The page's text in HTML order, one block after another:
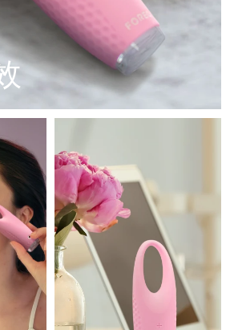
4 go
or gym bag
护肤
设备
cleansing devices
设备
facelift devices
3 go
red light therapy
& hydration
设备
facial hydration devices
4 baby
0-3
Teeth Whitening Set
+ sonic device & 18% PAP gel
设备
sonic toothbrushes
102
clinical anti-aging
P1 Primer
honey primer
护肤品
skincare
202
221
LED hand mask
护肤品
skincare
301
strengthening scalp massager
Scalp Serum
probiotic serum
护肤品
skincare
产品
treatments
肌肤年轻化
501
Red Light Therapy
502
Red Light Therapy
Red Light Serum
skincare
skincare
2 Pro Max
IPL hair removal device
身体护理
2 body
body toning
预计送达日期 8/12/26
预计送达日期
预计送达日期
预计送达日期
预计送达日期
预计送达日期8/12/26
预计送达日期 8/16/26
预计送达日期 8/12/26